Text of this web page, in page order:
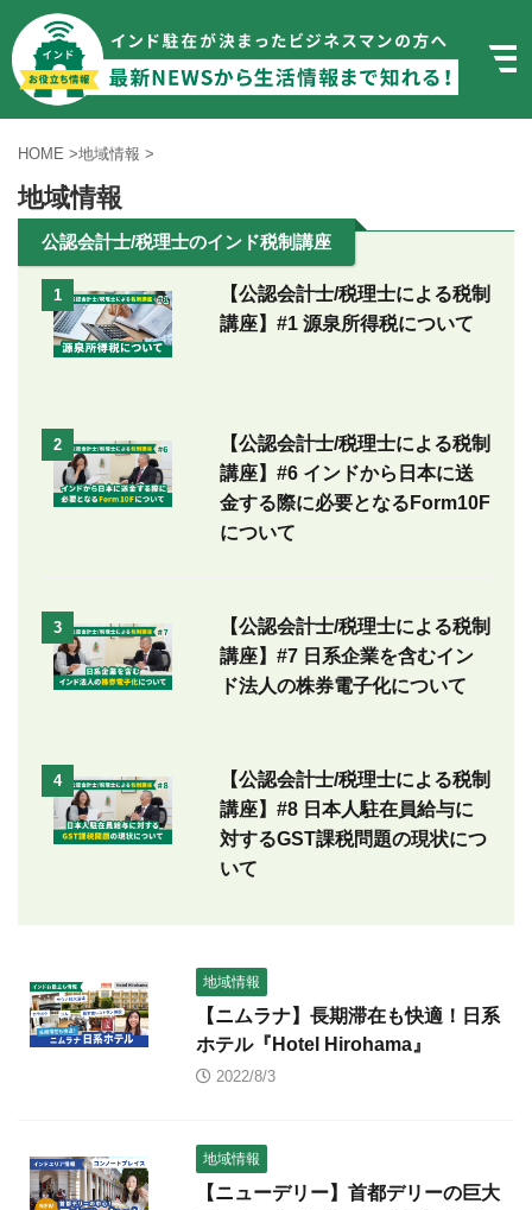
HOME >地域情報 >
地域情報
公認会計士/税理士のインド税制講座
1
【公認会計士/税理士による税制
講座】#1 源泉所得税について
2
【公認会計士/税理士による税制
講座】#6 インドから日本に送
金する際に必要となるForm10F
について
3
【公認会計士/税理士による税制
講座】#7 日系企業を含むイン
ド法人の株券電子化について
4
【公認会計士/税理士による税制
講座】#8 日本人駐在員給与に
対するGST課税問題の現状につ
いて
地域情報
【ニムラナ】長期滞在も快適！日系
ホテル『Hotel Hirohama』
2022/8/3
地域情報
【ニューデリー】首都デリーの巨大